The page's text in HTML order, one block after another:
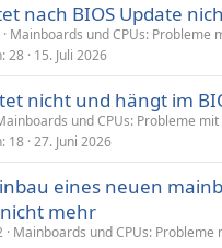
nach BIOS Update
Mainboards und CPUs: Probleme
28 15. Juli 2026
nicht und hängt im
und CPUs: Probleme mit
18 27. Juni 2026
eines neuen
mehr
Mainboards und CPUs: Probleme